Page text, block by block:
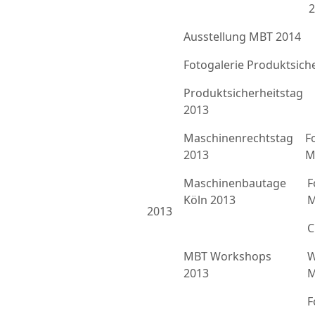
Ausstellung MBT 2014
Fotogalerie
2013
Produktsicherheitstag
2013
Maschinenrechtstag
2013
Maschinenbautage
Köln 2013
MBT Workshops
2013